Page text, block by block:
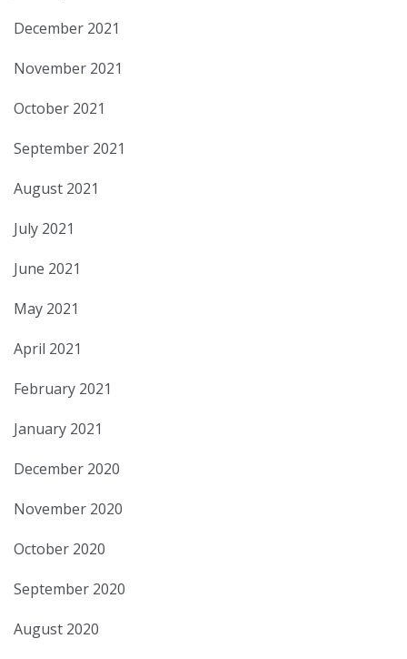
December 2021
November 2021
October 2021
September 2021
August 2021
July 2021
June 2021
May 2021
April 2021
February 2021
January 2021
December 2020
November 2020
October 2020
September 2020
August 2020